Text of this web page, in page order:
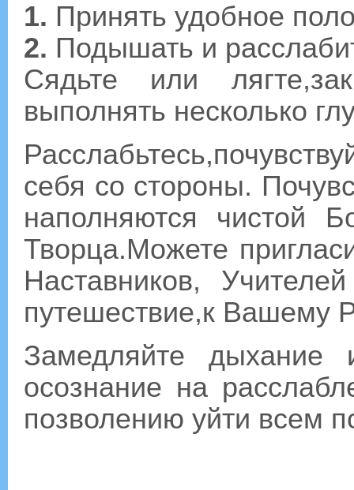
1. Принять удобное
2. Подышать и
Сядьте или
выполнять несколько
себя со стороны.
наполняются чистой
Творца.Можете
Наставников,
путешествие,к Вашему
Замедляйте дыхание
осознание на
позволению уйти всем